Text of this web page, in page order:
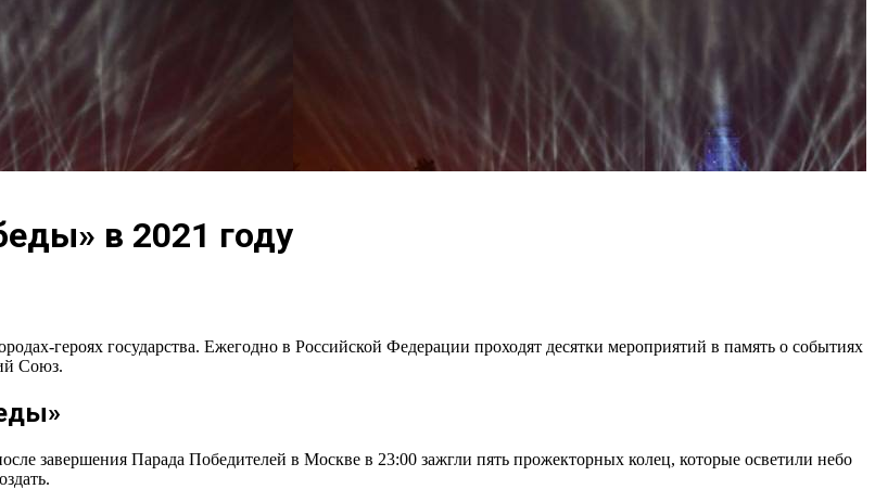
в 2021 году
героях государства. Ежегодно в Российской Федерации проходят десятки мероприятий в память о событиях
Союз.
завершения Парада Победителей в Москве в 23:00 зажгли пять прожекторных колец, которые осветили небо